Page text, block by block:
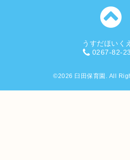
うすだほいく
0267-82-
©2026 臼田保育園 . All